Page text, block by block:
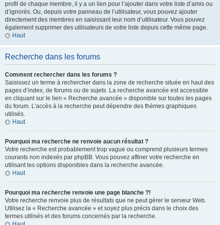
profil de chaque membre, il y a un lien pour l’ajouter dans votre liste d’amis ou
d’ignorés. Ou, depuis votre panneau de l’utilisateur, vous pouvez ajouter
directement des membres en saisissant leur nom d’utilisateur. Vous pouvez
également supprimer des utilisateurs de votre liste depuis cette même page.
Haut
Recherche dans les forums
Comment rechercher dans les forums ?
Saisissez un terme à rechercher dans la zone de recherche située en haut des
pages d’index, de forums ou de sujets. La recherche avancée est accessible
en cliquant sur le lien « Recherche avancée » disponible sur toutes les pages
du forum. L’accès à la recherche peut dépendre des thèmes graphiques
utilisés.
Haut
Pourquoi ma recherche ne renvoie aucun résultat ?
Votre recherche est probablement trop vague ou comprend plusieurs termes
courants non indexés par phpBB. Vous pouvez affiner votre recherche en
utilisant les options disponibles dans la recherche avancée.
Haut
Pourquoi ma recherche renvoie une page blanche ?!
Votre recherche renvoie plus de résultats que ne peut gérer le serveur Web.
Utilisez la « Recherche avancée » et soyez plus précis dans le choix des
termes utilisés et des forums concernés par la recherche.